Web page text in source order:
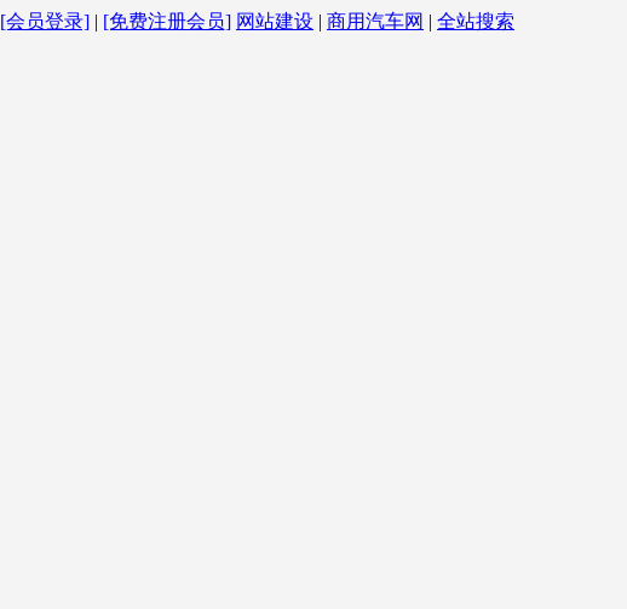
[会员登录] | [免费注册会员] 网站建设 | 商用汽车网 | 全站搜索